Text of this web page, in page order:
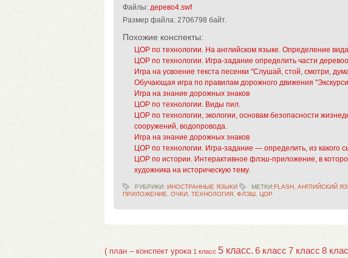
Файлы: дерево4.swf
Размер файла: 2706798 байт.
Похожие конспекты:
ЦОР по технологии. На английском языке. Определение
ЦОР по технологии. Игра-задание определить части
Игра на усвоение текста песенки "Слушай, стой, смотри,
Обучающая игра по правилам дорожного движения
Игра на знание дорожных знаков
ЦОР по технологии. Виды пил.
ЦОР по технологии, экологии, основам безопасности
сооружений, водопровода.
Игра на знание дорожных знаков
ЦОР по технологии. Игра-задание — определить, из какого
ЦОР по истории. Интерактивное флэш-приложение, в
художника на историческую тему.
РУБРИКИ: ИНОСТРАННЫЕ ЯЗЫКИ МЕТКИ:FLASH АНГЛИЙСКИЙ
ПРИЛОЖЕНИЕ
ОЧКИ ТЕХНОЛОГИЯ ФЛЭШ ЦОР
( план – конспект урока 1 класс 5 класс. 6 класс 7 класс 8